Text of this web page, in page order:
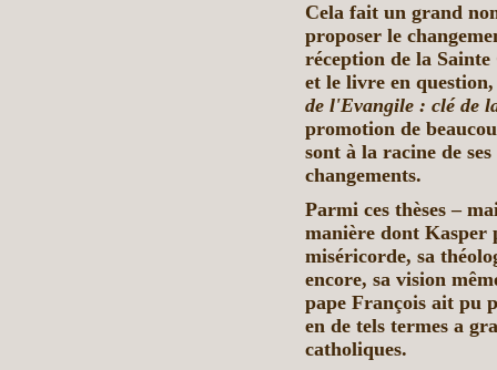
Cela fait un grand
proposer le
réception de la
et le livre en
de l'Evangile : clé de
promotion de
sont à la racine de
changements.
Parmi ces thèses –
manière dont Kasper
miséricorde, sa
encore, sa vision
pape François ait pu
en de tels termes a
catholiques.